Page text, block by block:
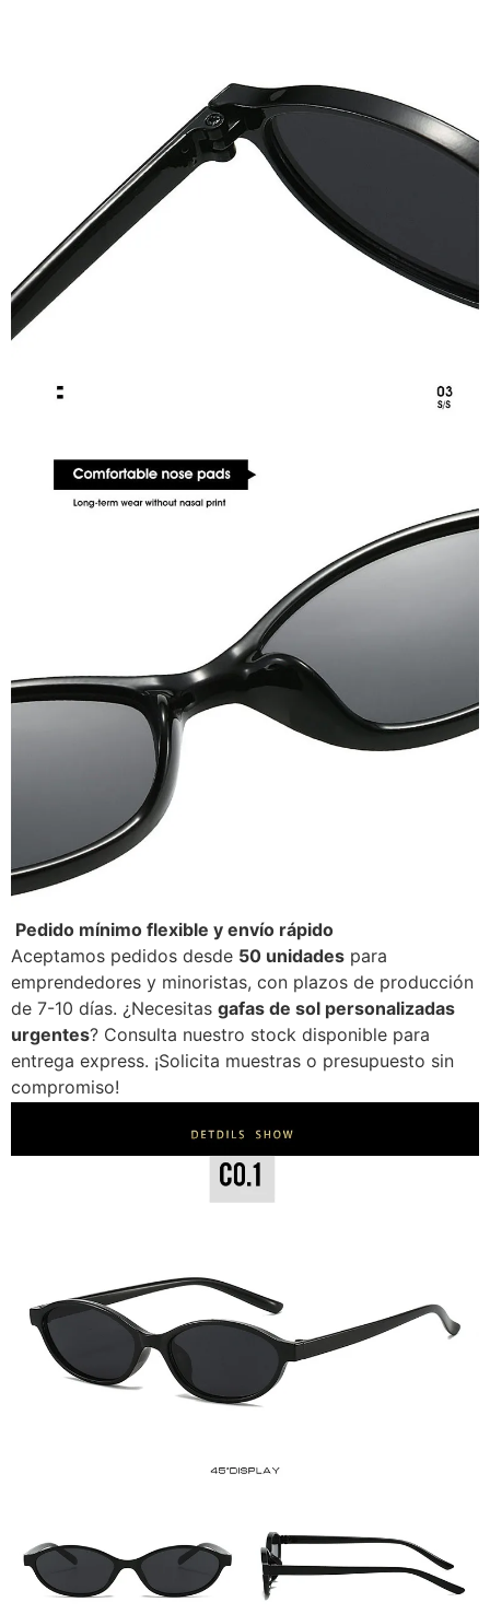
Pedido mínimo flexible y envío rápido
Aceptamos pedidos desde 50 unidades para
emprendedores y minoristas, con plazos de producción
de 7-10 días. ¿Necesitas gafas de sol personalizadas
urgentes? Consulta nuestro stock disponible para
entrega express. ¡Solicita muestras o presupuesto sin
compromiso!